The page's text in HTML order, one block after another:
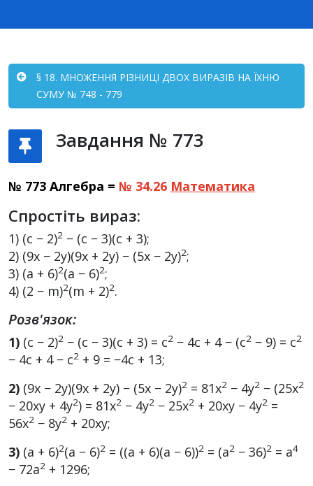
§ 18. МНОЖЕННЯ РІЗНИЦІ ДВОХ ВИРАЗІВ НА ЇХНЮ
СУМУ № 748 - 779
Завдання № 773
№ 773 Алгебра = № 34.26 Математика
Спростіть вираз:
1) (c − 2)2 − (c − 3)(c + 3);
2) (9x − 2y)(9x + 2y) − (5x − 2y)2;
3) (a + 6)2(a − 6)2;
4) (2 − m)2(m + 2)2.
Розв'язок:
1) (c − 2)2 − (c − 3)(c + 3) = c2 − 4c + 4 − (c2 − 9) = c2
− 4c + 4 − c2 + 9 = −4c + 13;
2) (9x − 2y)(9x + 2y) − (5x − 2y)2 = 81x2 − 4y2 − (25x2
− 20xy + 4y2) = 81x2 − 4y2 − 25x2 + 20xy − 4y2 =
56x2 − 8y2 + 20xy;
3) (a + 6)2(a − 6)2 = ((a + 6)(a − 6))2 = (a2 − 36)2 = a4
− 72a2 + 1296;